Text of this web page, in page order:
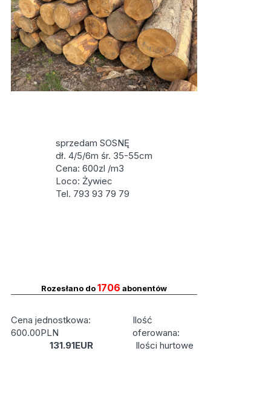
sprzedam SOSNĘ
dł. 4/5/6m śr. 35-55cm
Cena: 600zl /m3
Loco: Żywiec
Tel. 793 93 79 79
Rozesłano do1706 abonentów
Cena jednostkowa:
600.00PLN
131.91EUR
Ilość
oferowana:
Ilości hurtowe